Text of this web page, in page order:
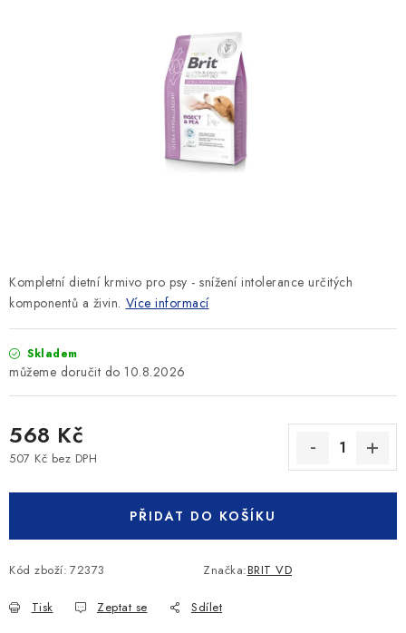
KRÁLÍCI/HLODAVCI/PTÁCI
Kompletní dietní krmivo pro psy - snížení intolerance určitých
komponentů a živin. Více informací
Skladem
10.8.2026
568 Kč
507 Kč bez DPH
PŘIDAT DO KOŠÍKU
Kód zboží: 72373 Značka:BRIT VD
Tisk Zeptat se Sdílet